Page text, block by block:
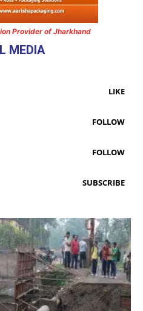
Provider of Jharkhand
MEDIA
LIKE
FOLLOW
FOLLOW
SUBSCRIBE